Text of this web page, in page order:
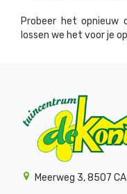
Probeer het
lossen we het voor je
Meerweg 3, 8507 CA